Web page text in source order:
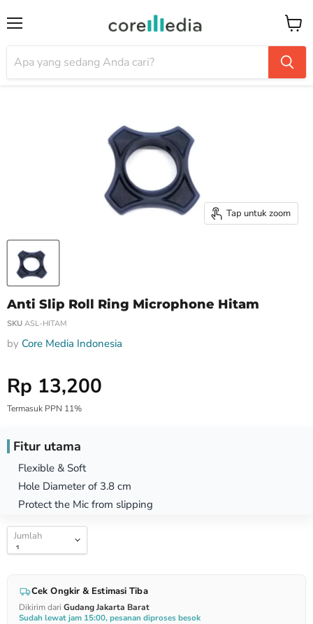
Tap untuk zoom
Anti Slip Roll Ring Microphone Hitam
SKU ASL-HITAM
by Core Media Indonesia
Harga Special
Rp 13,200
Termasuk PPN 11%
Fitur utama
Flexible & Soft
Hole Diameter of 3.8 cm
Protect the Mic from slipping
Jumlah
Cek Ongkir & Estimasi Tiba
Dikirim dari Gudang Jakarta Barat
Sudah lewat jam 15:00, pesanan diproses besok